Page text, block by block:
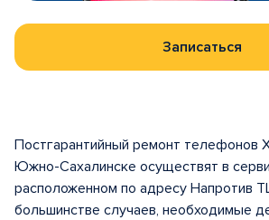
Записаться
Постгарантийный ремонт телефонов
Южно-Сахалинске осуществят в
расположенном по адресу Напротив
большинстве случаев, необходимые